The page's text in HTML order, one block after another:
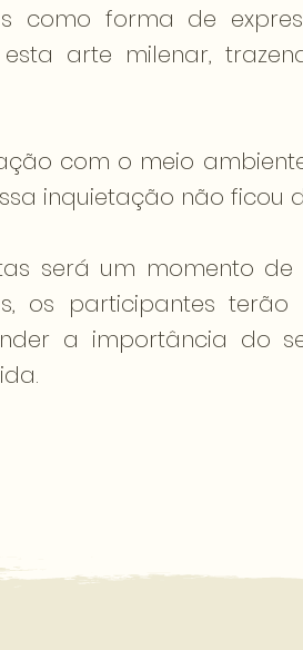
como forma de
arte milenar,
com o meio
inquietação não ficou
será um momento
os participantes
a importância do